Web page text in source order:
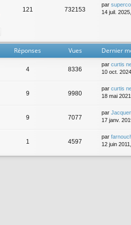
121 732153
par
14 juil.
Réponses Vues Dernier
4 8336
par curtis
10 oct.
9 9980
par curtis
18 mai
9 7077
par
17 janv.
1 4597
par
12 juin